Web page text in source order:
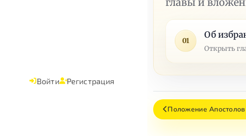
Войти Регистрация
01
Об
Открыть
Положение